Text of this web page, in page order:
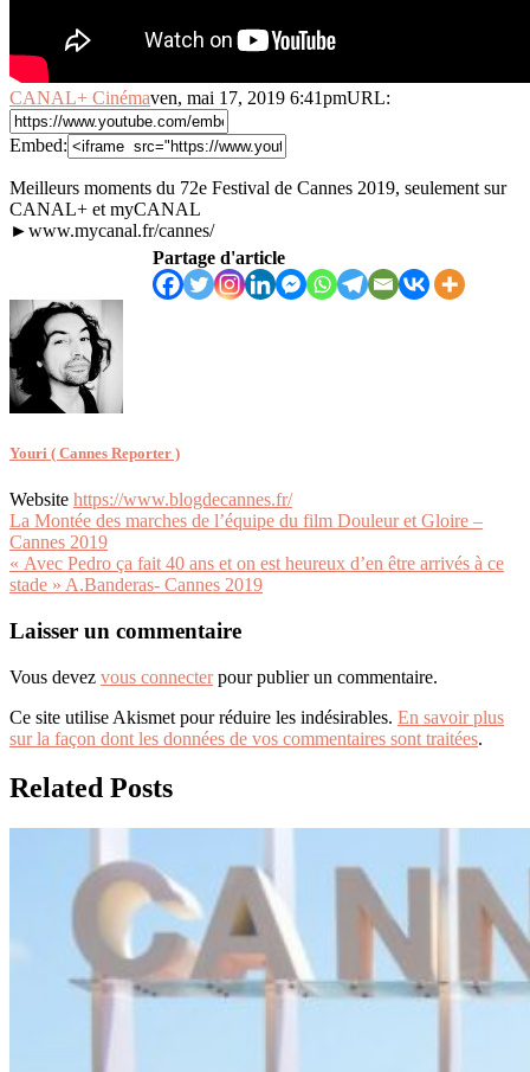
CANAL+ Cinémaven, mai 17, 2019 6:41pmURL:
Embed:
Meilleurs moments du 72e Festival de Cannes 2019, seulement sur
CANAL+ et myCANAL
►www.mycanal.fr/cannes/
Partage d'article
Youri ( Cannes Reporter )
Website https://www.blogdecannes.fr/
Navigation
de
l’article
La Montée des marches de l’équipe du film Douleur et Gloire –
Cannes 2019
« Avec Pedro ça fait 40 ans et on est heureux d’en être arrivés à ce
stade » A.Banderas- Cannes 2019
Laisser un commentaire
Vous devez vous connecterpour publier un commentaire.
Ce site utilise Akismet pour réduire les indésirables. En savoir plus
sur la façon dont les données de vos commentaires sont traitées.
Related Posts